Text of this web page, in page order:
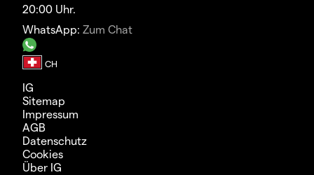
20:00 Uhr.
WhatsApp: Zum Chat
IG
Sitemap
Impressum
AGB
Datenschutz
Cookies
Über IG